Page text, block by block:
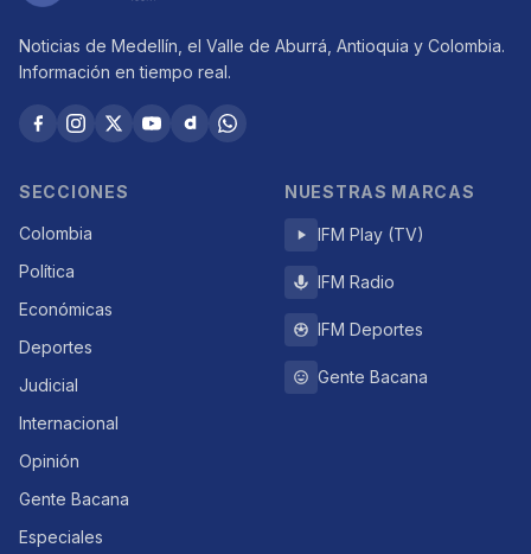
Noticias de Medellín, el Valle de Aburrá, Antioquia y Colombia.
Información en tiempo real.
SECCIONES
Colombia
Política
Económicas
Deportes
Judicial
Internacional
Opinión
Gente Bacana
Especiales
NUESTRAS MARCAS
IFM Play (TV)
IFM Radio
IFM Deportes
Gente Bacana